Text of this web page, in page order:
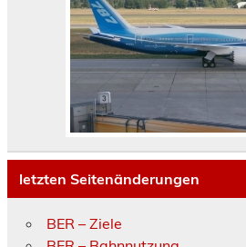
letzten Seitenänderungen
BER – Ziele